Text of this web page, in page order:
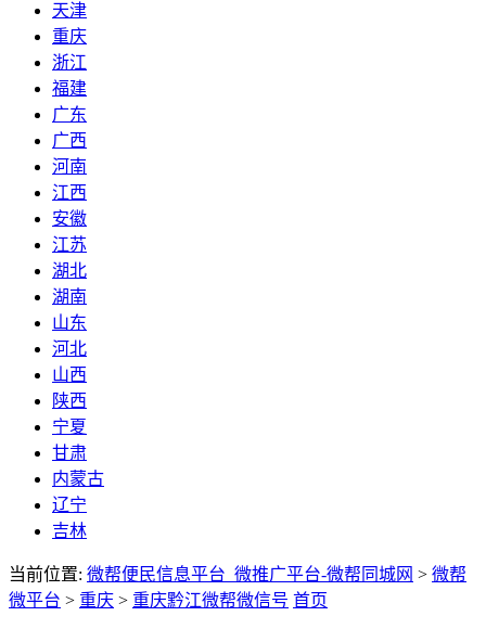
天津
重庆
浙江
福建
广东
广西
河南
江西
安徽
江苏
湖北
湖南
山东
河北
山西
陕西
宁夏
甘肃
内蒙古
辽宁
吉林
当前位置: 微帮便民信息平台_微推广平台-微帮同城网 > 微帮
微平台 > 重庆 > 重庆黔江微帮微信号 首页